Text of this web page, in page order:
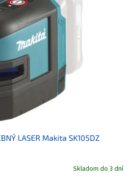
LASER Makita SK105DZ
Skladom do 3 dní